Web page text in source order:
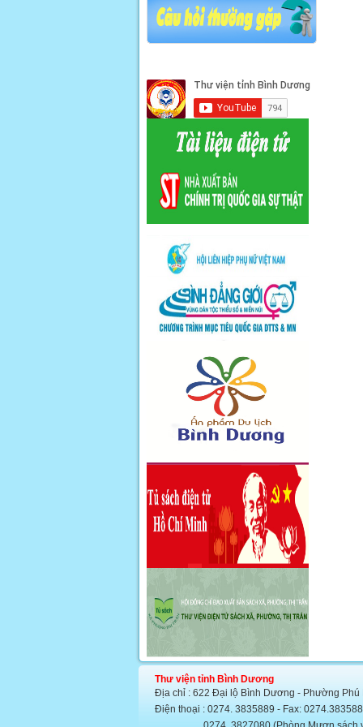
Thư viện tỉnh Bình Dương
Địa chỉ : 622 Đại lộ Bình Dương - Phường Phú
Điện thoại : 0274. 3835889 - Fax: